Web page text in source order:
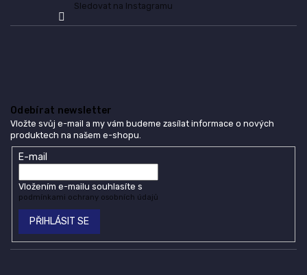
Sledovat na Instagramu
Odebírat newsletter
Vložte svůj e-mail a my vám budeme zasílat informace o nových
produktech na našem e-shopu.
E-mail
Vložením e-mailu souhlasíte s
podmínkami ochrany osobních údajů
PŘIHLÁSIT SE